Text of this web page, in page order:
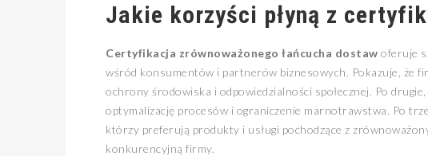
Jakie korzyści płyną z
Certyfikacja zrównoważonego łańcucha dostaw oferuje
wśród konsumentów i partnerów biznesowych. Pokazuje, że
ochrony środowiska i odpowiedzialności społecznej. Po
optymalizację procesów i ograniczenie marnotrawstwa. Po
którzy preferują produkty i usługi pochodzące z
konkurencyjną firmy.